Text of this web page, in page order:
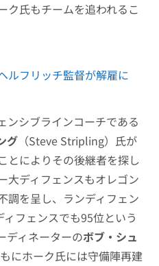
ク氏もチームを追われるこ
ルフリッチ監督が解雇に
ンシブラインコーチである
グ （Steve Stripling）氏が
とによりその後継者を探し
大ディフェンスもオレゴン
調を呈し、ランディフェン
フェンスでも95位という
ディネーターのボブ・シュ
にホーク氏には守備陣再建